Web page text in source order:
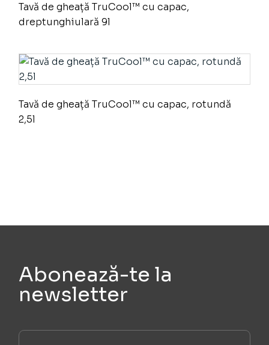
Tavă de gheață TruCool™ cu capac,
dreptunghiulară 9l
Tavă de gheață TruCool™ cu capac, rotundă
2,5l
Abonează-te la
newsletter